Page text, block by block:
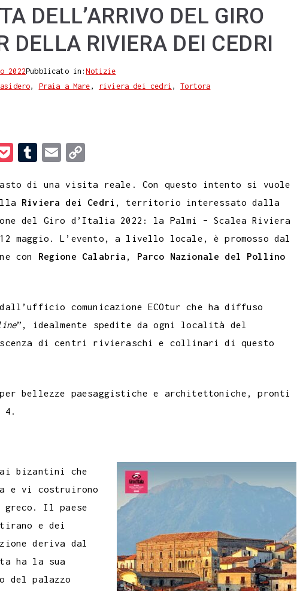
DELL’ARRIVO DEL GIRO
DELLA RIVIERA DEI CEDRI
2022Pubblicato in:Notizie
, Praia a Mare , riviera dei cedri ,Tortora
c
k
e
t
T
m
b
l
r
E
a
i
l
p
y
L
i
di una visita reale. Con questo intento si vuole
Riviera dei Cedri , territorio interessato dalla
del Giro d’Italia 2022: la Palmi – Scalea Riviera
maggio. L’evento, a livello locale, è promosso dal
con Regione Calabria , Parco Nazionale del Pollino
comunicazione ECOtur che ha diffuso
”, idealmente spedite da ogni località del
di centri rivieraschi e collinari di questo
bellezze paesaggistiche e architettoniche, pronti
4.
bizantini che
e vi costruirono
Il paese
e dei
deriva dal
ha la sua
del palazzo